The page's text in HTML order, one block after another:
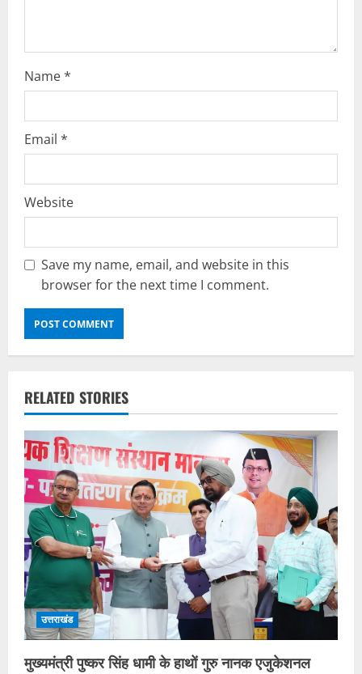
Name*
Email *
Website
Save my name, email, and website in this
browser for the next time I comment.
RELATED STORIES
उत्तराखंड
मुख्यमंत्री पुष्कर सिंह धामी के हाथों गुरु नानक एजुकेशनल